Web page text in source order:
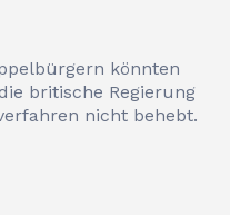
könnten
britische Regierung
nicht behebt.